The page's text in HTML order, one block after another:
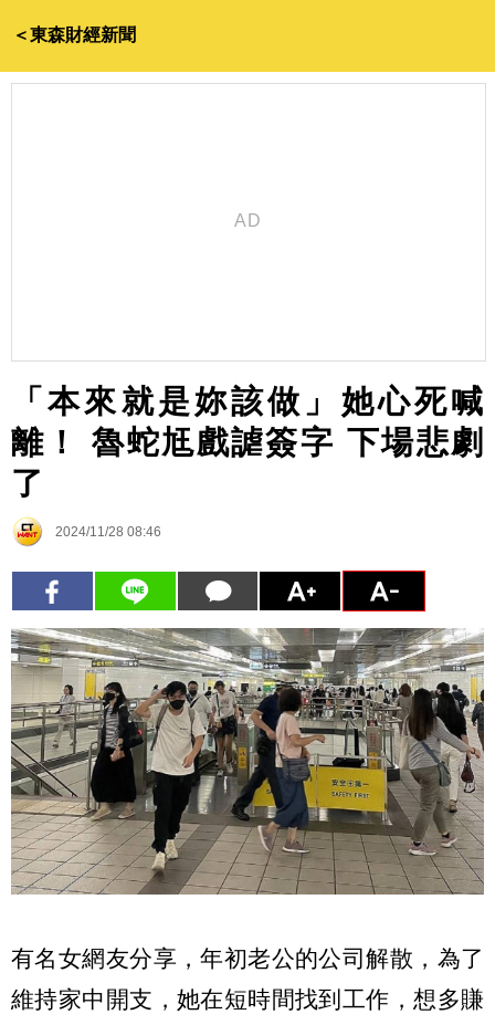
＜東森財經新聞
「本來就是妳該做」她心死喊
離！ 魯蛇尪戲謔簽字 下場悲劇
了
2024/11/28 08:46
有名女網友分享，年初老公的公司解散，為了
維持家中開支，她在短時間找到工作，想多賺